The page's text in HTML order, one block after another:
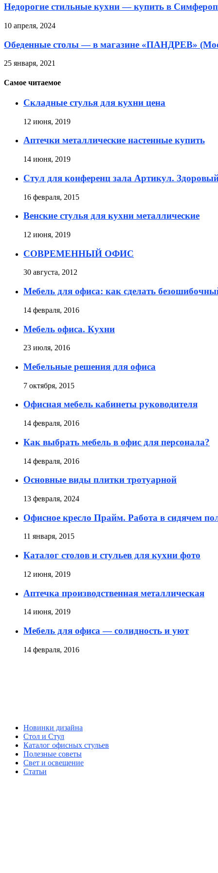
Недорогие стильные кухни — купить в
10 апреля, 2024
Обеденные столы — в магазине «ПАНДРЕВ»
25 января, 2021
Самое читаемое
Складные стулья для кухни цена
12 июня, 2019
Аптечки металлические настенные купить
14 июня, 2019
Стул для конференц зала Артикул.
16 февраля, 2015
Венские стулья для кухни металлические
12 июня, 2019
СОВРЕМЕННЫЙ ОФИС
30 августа, 2012
Мебель для офиса: как сделать
14 февраля, 2016
Мебель офиса. Кухни
23 июля, 2016
Мебельные решения для офиса
7 октября, 2015
Офисная мебель кабинеты руководителя
14 февраля, 2016
Как выбрать мебель в офис для персонала?
14 февраля, 2016
Основные виды плитки тротуарной
13 февраля, 2024
Офисное кресло Прайм. Работа в сидячем
11 января, 2015
Каталог столов и стульев для кухни фото
12 июня, 2019
Аптечка производственная металлическая
14 июня, 2019
Мебель для офиса — солидность и уют
14 февраля, 2016
Новинки дизайна
Стол и Стул
Каталог офисных стульев
Полезные советы
Свет и освещение
Статьи